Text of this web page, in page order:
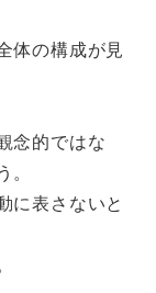
体の構成が見
念的ではな
に表さないと